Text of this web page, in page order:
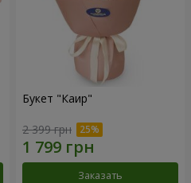
Букет "Каир"
2 399 грн
Заказать